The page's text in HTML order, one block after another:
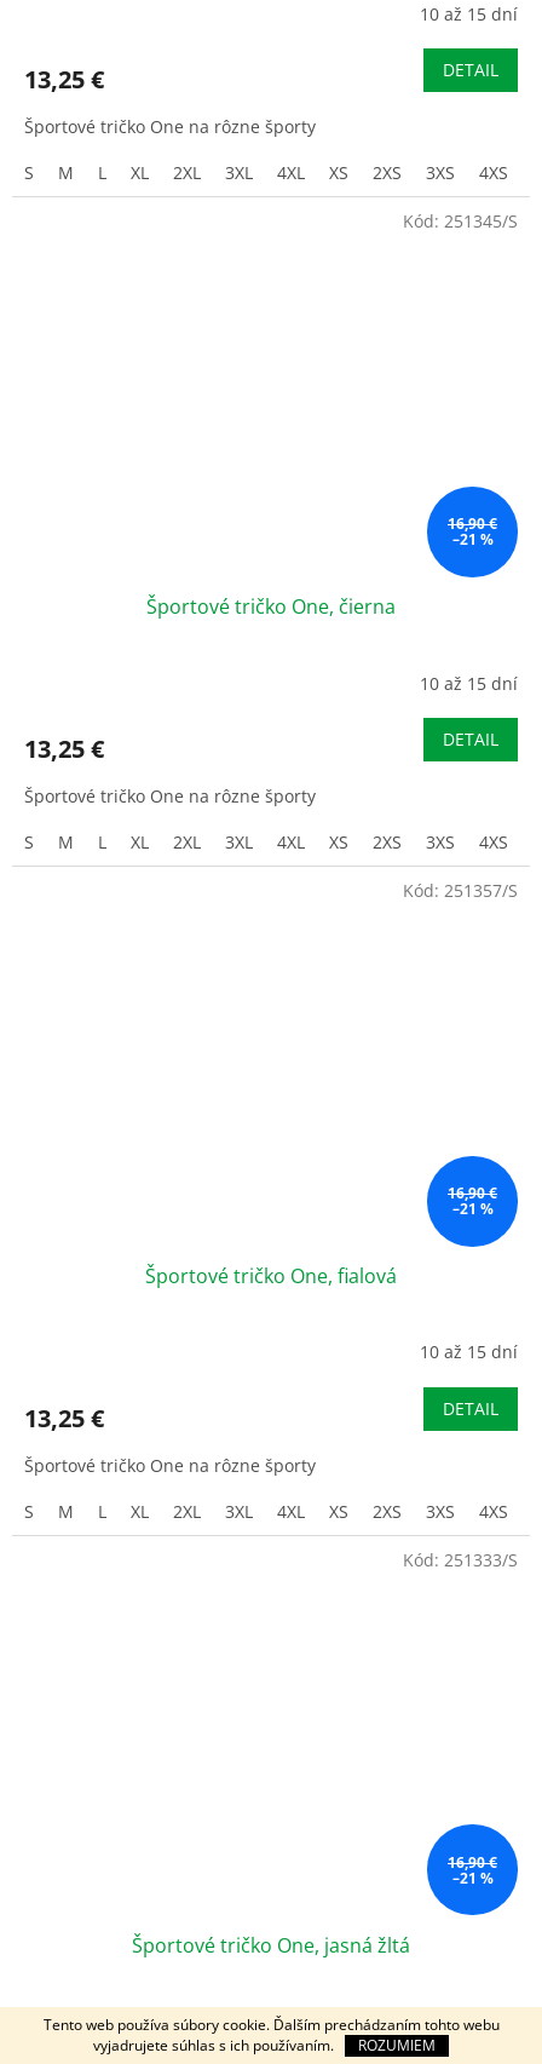
Tento web používa súbory cookie. Ďalším prechádzaním tohto webu
vyjadrujete súhlas s ich používaním.
ROZUMIEM
10 až 15 dní
13,25 € DETAIL
Športové tričko One na rôzne športy
S
M L XL 2XL 3XL 4XL XS 2XS 3XS 4XS
16,90 €
–21 %
Športové tričko One, čierna
10 až 15 dní
13,25 € DETAIL
Športové tričko One na rôzne športy
S
M L XL 2XL 3XL 4XL XS 2XS 3XS 4XS
Kód: 251345/S
16,90 €
–21 %
Športové tričko One, fialová
10 až 15 dní
13,25 € DETAIL
Športové tričko One na rôzne športy
S
M L XL 2XL 3XL 4XL XS 2XS 3XS 4XS
Kód: 251357/S
16,90 €
–21 %
Športové tričko One, jasná žltá
10 až 15 dní
Kód: 251333/S